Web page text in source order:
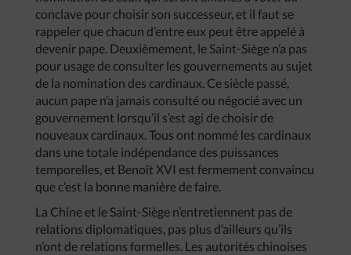
conclave pour choisir son successeur, et il faut se
rappeler que chacun d’entre eux peut être appelé à
devenir pape. Deuxièmement, le Saint-Siège n’a pas
pour usage de consulter les gouvernements au sujet
de la nomination des cardinaux. Ce siècle passé,
aucun pape n’a jamais consulté ou négocié avec un
gouvernement lorsqu’il s’est agi de choisir de
nouveaux cardinaux. Tous ont nommé les cardinaux
dans une totale indépendance des puissances
temporelles, et Benoît XVI est fermement convaincu
que c’est la bonne manière de faire.
La Chine et le Saint-Siège n’entretiennent pas de
relations diplomatiques, pas plus d’ailleurs qu’ils
n’ont de relations formelles. Les autorités chinoises